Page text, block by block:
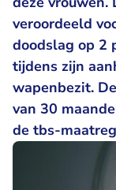
veroordeeld
doodslag op 2
tijdens zijn
wapenbezit.
van 30
de tbs-